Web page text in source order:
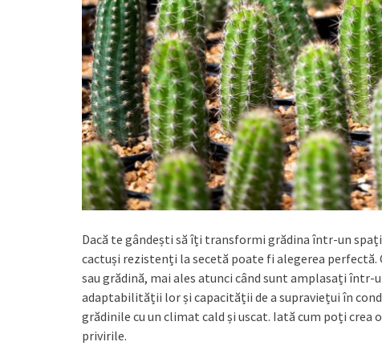
Dacă te gândești să îți transformi grădina într-un
cactuși rezistenți la secetă poate fi alegerea
sau grădină, mai ales atunci când sunt amplasați
adaptabilității lor și capacității de a supraviețui în
grădinile cu un climat cald și uscat. Iată cum poți crea
privirile.